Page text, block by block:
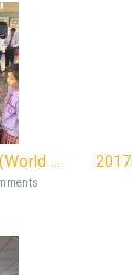
20170601 วันดื่มนมโลก (World Milk Day)